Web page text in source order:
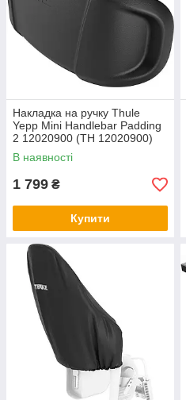
Накладка на ручку Thule
Yepp Mini Handlebar Padding
2 12020900 (TH 12020900)
В наявності
1 799 ₴
Купити